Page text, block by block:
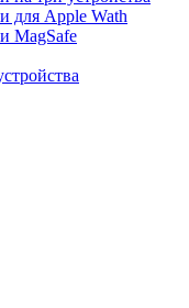
для Apple Wath
MagSafe